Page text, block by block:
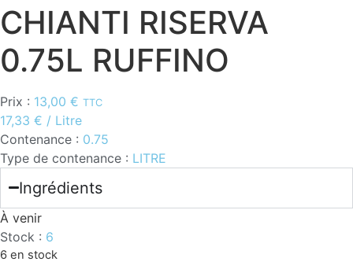
CHIANTI RISERVA
0.75L RUFFINO
Prix : 13,00 € TTC
17,33 € / Litre
Contenance : 0.75
Type de contenance : LITRE
Ingrédients
À venir
Stock : 6
6 en stock